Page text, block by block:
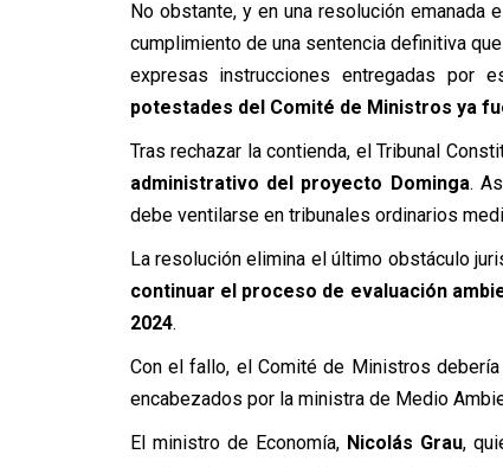
No obstante, y en una resolución emanada
cumplimiento de una sentencia definitiva
expresas instrucciones entregadas por
potestades del Comité de Ministros ya
Tras rechazar la contienda, el Tribunal
administrativo del proyecto Dominga.
debe ventilarse en tribunales ordinarios
La resolución elimina el último obstáculo
continuar el proceso de evaluación
2024.
Con el fallo, el Comité de Ministros
encabezados por la ministra de Medio
El ministro de Economía, Nicolás Grau,